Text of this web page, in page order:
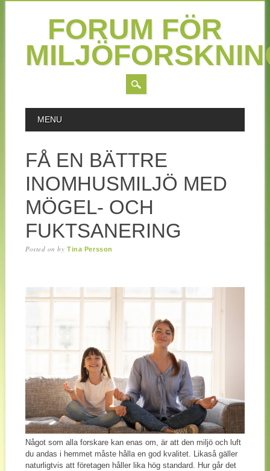
FORUM FÖR
MAIN MENU
MENU
FÅ EN BÄTTRE
INOMHUSMILJÖ MED
MÖGEL- OCH
FUKTSANERING
Posted onbyTina Persson
Något som alla forskare kan enas om, är att den miljö och luft
du andas i hemmet måste hålla en god kvalitet. Likaså gäller
naturligtvis att företagen håller lika hög standard. Hur går det